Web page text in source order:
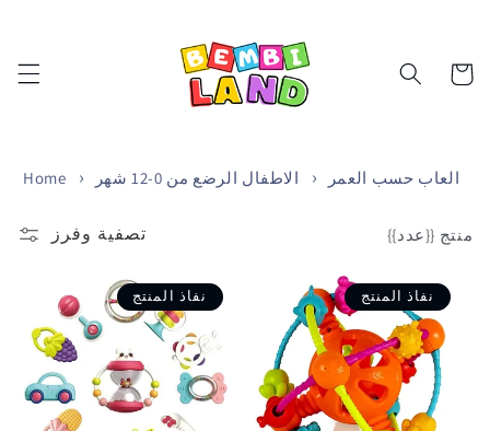
Cart
Home العاب حسب العمر الاطفال الرضع من 0-12 شهر
تصفية وفرز منتج {{عدد}}
نفاذ المنتج نفاذ المنتج